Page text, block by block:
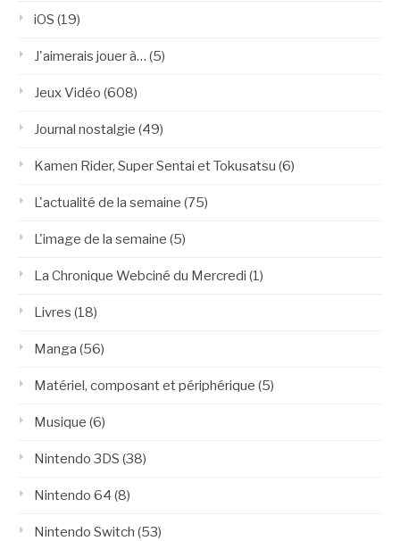
iOS (19)
J'aimerais jouer à… (5)
Jeux Vidéo (608)
Journal nostalgie (49)
Kamen Rider, Super Sentai et Tokusatsu (6)
L'actualité de la semaine (75)
L'image de la semaine (5)
La Chronique Webciné du Mercredi (1)
Livres (18)
Manga (56)
Matériel, composant et périphérique (5)
Musique (6)
Nintendo 3DS (38)
Nintendo 64 (8)
Nintendo Switch (53)